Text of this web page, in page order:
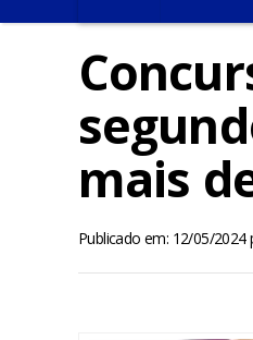
mais
Publicado em: 12/05/2024